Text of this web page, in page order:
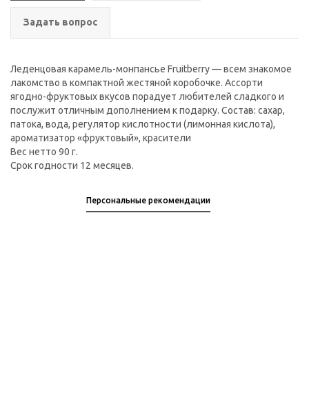
Задать вопрос
Леденцовая карамель-монпансье Fruitberry — всем знакомое
лакомство в компактной жестяной коробочке. Ассорти
ягодно-фруктовых вкусов порадует любителей сладкого и
послужит отличным дополнением к подарку. Состав: сахар,
патока, вода, регулятор кислотности (лимонная кислота),
ароматизатор «фруктовый», красители
Вес нетто 90 г.
Срок годности 12 месяцев.
Персональные рекомендации